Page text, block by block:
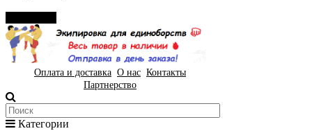
Оплата и доставка О нас Контакты
Партнерство
Категории